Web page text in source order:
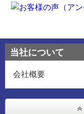
当社について
会社概要